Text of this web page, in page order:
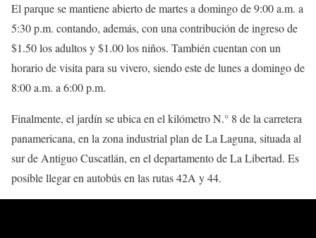
El parque se mantiene abierto de martes a domingo de 9:00 a.m. a
5:30 p.m. contando, además, con una contribución de ingreso de
$1.50 los adultos y $1.00 los niños. También cuentan con un
horario de visita para su vivero, siendo este de lunes a domingo de
8:00 a.m. a 6:00 p.m.
Finalmente, el jardín se ubica en el kilómetro N.° 8 de la carretera
panamericana, en la zona industrial plan de La Laguna, situada al
sur de Antiguo Cuscatlán, en el departamento de La Libertad. Es
posible llegar en autobús en las rutas 42A y 44.